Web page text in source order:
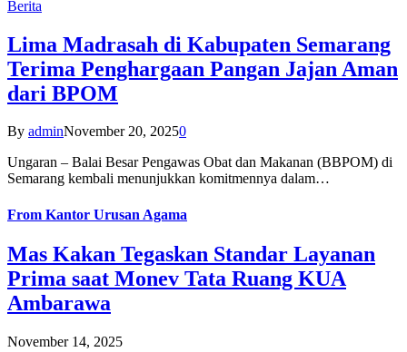
Berita
Lima Madrasah di Kabupaten Semarang
Terima Penghargaan Pangan Jajan Aman
dari BPOM
By adminNovember 20, 20250
Ungaran – Balai Besar Pengawas Obat dan Makanan (BBPOM) di
Semarang kembali menunjukkan komitmennya dalam…
From Kantor Urusan Agama
Mas Kakan Tegaskan Standar Layanan
Prima saat Monev Tata Ruang KUA
Ambarawa
November 14, 2025